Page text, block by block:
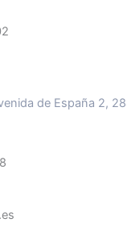
de España 2,